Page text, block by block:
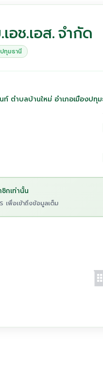
อช.เอส. จำกัด
ปทุมธานี
ตำบลบ้านใหม่ อำเภอเมืองปทุม
กเท่านั้น
เพื่อเข้าถึงข้อมูลเต็ม